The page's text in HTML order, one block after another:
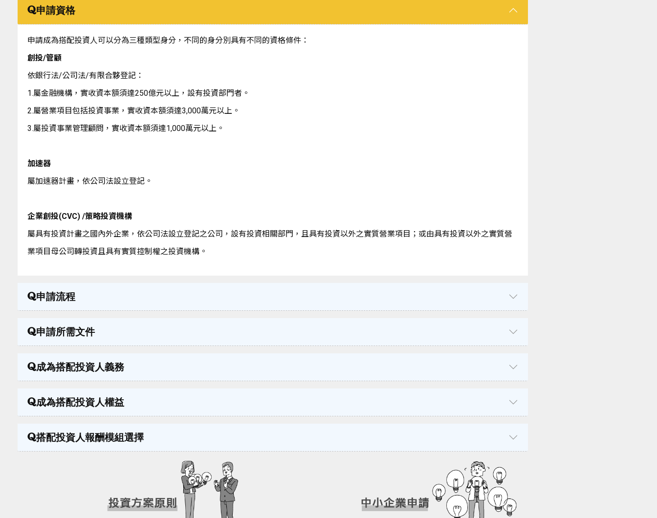
申請資格
申請成為搭配投資人可以分為三種類型身分，不同的身分別具有不同的資格條件：
創投/管顧
依銀行法/公司法/有限合夥登記：
1.屬金融機構，實收資本額須達250億元以上，設有投資部門者。
2.屬營業項目包括投資事業，實收資本額須達3,000萬元以上。
3.屬投資事業管理顧問，實收資本額須達1,000萬元以上。
加速器
屬加速器計畫，依公司法設立登記。
企業創投(CVC) /策略投資機構
屬具有投資計畫之國內外企業，依公司法設立登記之公司，設有投資相關部門，且具有投資以外之實質營業項目；或由具有投資以外之實質營
業項目母公司轉投資且具有實質控制權之投資機構。
申請流程
申請所需文件
成為搭配投資人義務
成為搭配投資人權益
搭配投資人報酬模組選擇